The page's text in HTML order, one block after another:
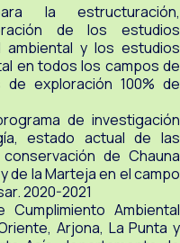
la estructuración,
de los estudios
ambiental y los estudios
en todos los campos de
de exploración 100% de
de investigación
estado actual de las
de Chauna
de la Marteja en el campo
2020-2021
Ambiental
Arjona, La Punta y